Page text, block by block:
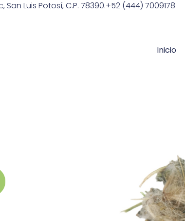
Luis Potosí, C.P. 78390.+52 (444) 7009178
Inicio